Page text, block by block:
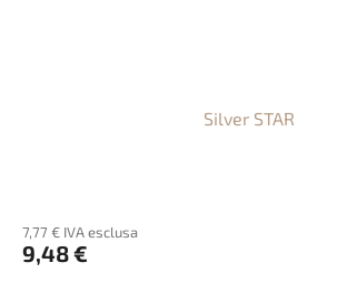
Silver STAR
7,77 € IVA esclusa
9,48 €